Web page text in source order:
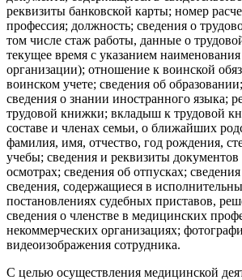
реквизиты банковской карты; номер
профессия; должность; сведения о
том числе стаж работы, данные о
текущее время с указанием наименования
организации); отношение к воинской
воинском учете; сведения об
сведения о знании иностранного языка;
трудовой книжки; вкладыш к трудовой
составе и членах семьи, о ближайших
фамилия, имя, отчество, год рождения,
учебы; сведения и реквизиты
осмотрах; сведения об отпусках;
сведения, содержащиеся в
постановлениях судебных приставов,
сведения о членстве в медицинских
некоммерческих организациях;
видеоизображения сотрудника.
С целью осуществления медицинской